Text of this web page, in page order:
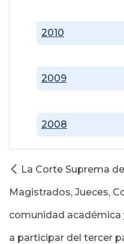
2008
2009
2010
La Corte Suprema
Magistrados, Jueces,
comunidad académica
a participar del tercer